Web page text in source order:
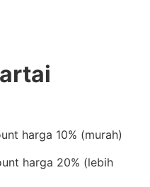
harga 10% (murah)
harga 20% (lebih